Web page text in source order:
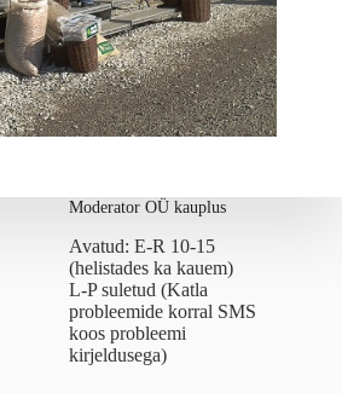
Moderator OÜ kauplus
Avatud: E-R 10-15
(helistades ka kauem)
L-P suletud (Katla
probleemide korral SMS
koos probleemi
kirjeldusega)